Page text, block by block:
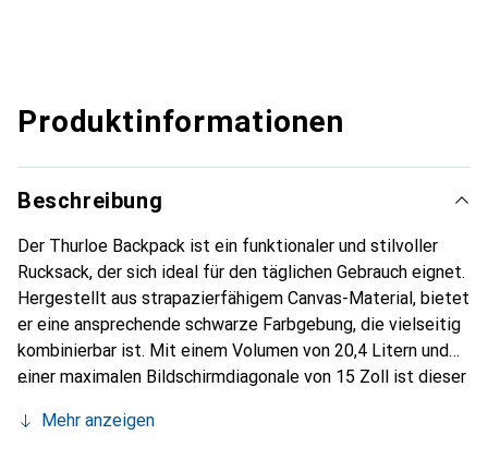
Produktinformationen
Beschreibung
Der Thurloe Backpack ist ein funktionaler und stilvoller
Rucksack, der sich ideal für den täglichen Gebrauch eignet.
Hergestellt aus strapazierfähigem Canvas-Material, bietet
er eine ansprechende schwarze Farbgebung, die vielseitig
kombinierbar ist. Mit einem Volumen von 20,4 Litern und
einer maximalen Bildschirmdiagonale von 15 Zoll ist dieser
anderen wichtigen Utensilien. Die Abmessungen von 40 cm
Mehr anzeigen